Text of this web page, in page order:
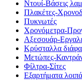
Ντουί-Βάσεις
Πλακέτες-
Πυκνωτές
Χρονόμετρα-
Αξεσουάρ-
Κρύσταλλα
Μετώπες-
Φίλτρα-Σίτες
Εξαρτήματα